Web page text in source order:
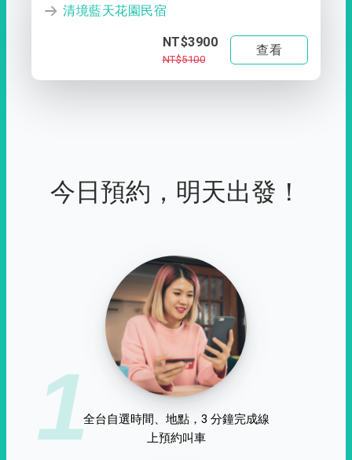
清境藍天花園民宿
NT$3900
NT$5100
查看
今日預約，明天出發！
1全台自選時間、地點，3 分鐘完成線
上預約叫車